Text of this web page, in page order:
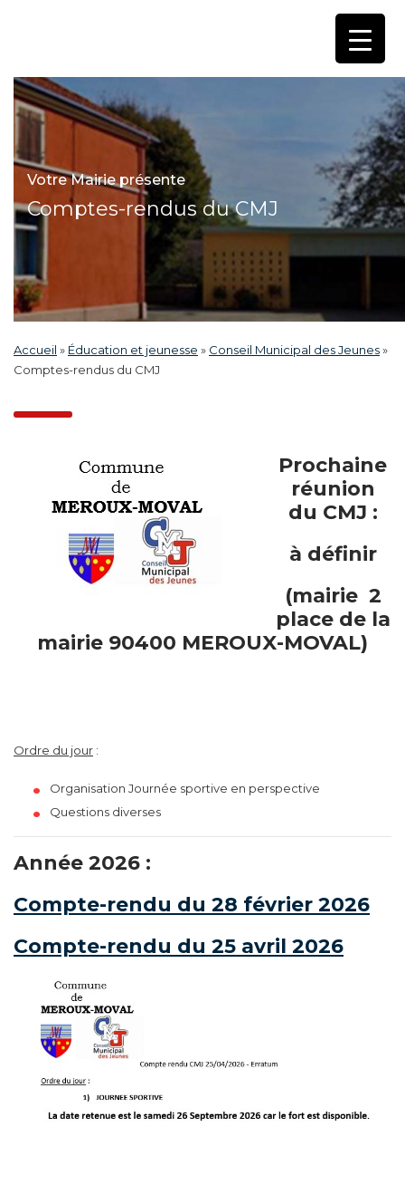
Votre Mairie présente
Comptes-rendus du CMJ
Accueil » Éducation et jeunesse » Conseil Municipal des Jeunes»
Comptes-rendus du CMJ
Prochaine
réunion
du CMJ :
à définir
(mairie 2
place de la
mairie 90400 MEROUX-MOVAL)
Ordre du jour :
Organisation Journée sportive en perspective
Questions diverses
Année 2026 :
Compte-rendu du 28 février 2026
Compte-rendu du 25 avril 2026